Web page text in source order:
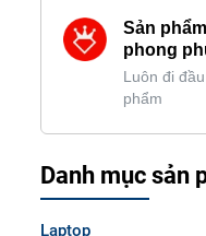
Sản
phong
Luôn đi
phẩm
Danh mục sản
Laptop